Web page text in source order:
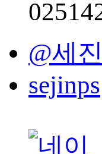
@세
sejinps